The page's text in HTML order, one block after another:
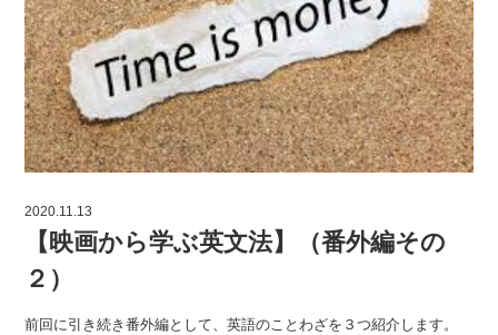
2020.11.13
【映画から学ぶ英文法】（番外編その
２）
前回に引き続き番外編として、英語のことわざを３つ紹介します。